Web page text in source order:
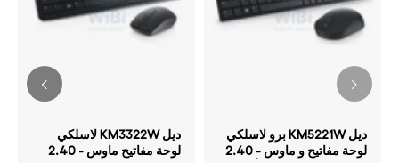
ديل KM5221W برو لاسلكي
لوحة مفاتيح و ماوس - 2.40
ديل KM3322W لاسلكي
لوحة مفاتيح ماوس - 2.40